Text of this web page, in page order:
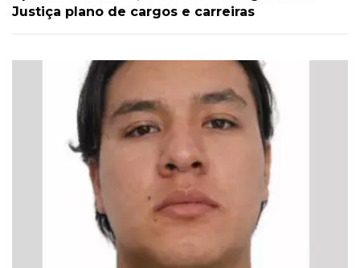
Justiça plano de cargos e carreiras